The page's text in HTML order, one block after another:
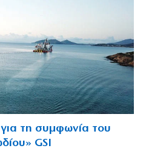
τη συμφωνία του
GSI